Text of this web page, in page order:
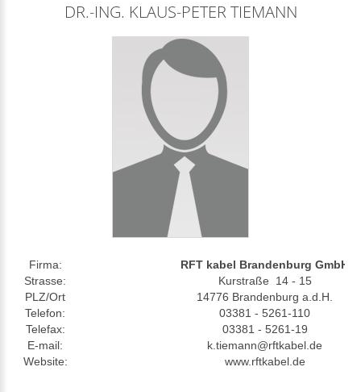
DR.-ING. KLAUS-PETER TIEMANN
Firma:
RFT kabel Brandenburg GmbH
Strasse:
Kurstraße 14 - 15
PLZ/Ort
14776 Brandenburg a.d.H.
Telefon:
03381 - 5261-110
Telefax:
03381 - 5261-19
E-mail:
k.tiemann@rftkabel.de
Website:
www.rftkabel.de